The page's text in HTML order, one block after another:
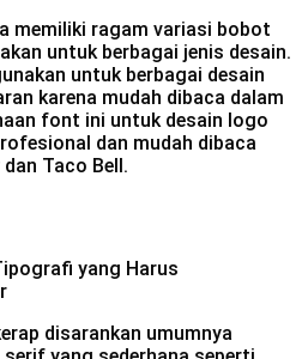
memiliki ragam variasi bobot
untuk berbagai jenis desain.
untuk berbagai desain
karena mudah dibaca dalam
font ini untuk desain logo
dan mudah dibaca
Taco Bell.
disarankan umumnya